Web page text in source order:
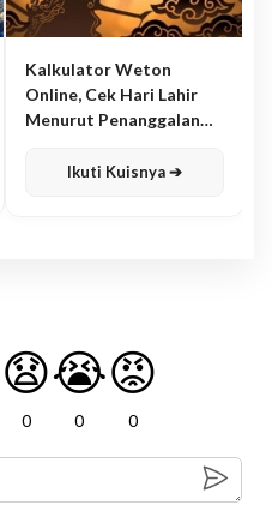
Kalkulator Weton
Online, Cek Hari Lahir
Menurut Penanggalan
Ikuti Kuisnya ➔
😧
0
😭
0
😡
0